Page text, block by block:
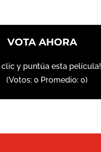
VOTA AHORA
clic y puntúa esta película!
(Votos: 0 Promedio: 0)